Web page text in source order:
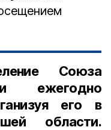
Союза
ежегодно
его в
области.